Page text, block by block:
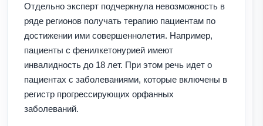
Отдельно эксперт подчеркнула невозможность в
ряде регионов получать терапию пациентам по
достижении ими совершеннолетия. Например,
пациенты с фенилкетонурией имеют
инвалидность до 18 лет. При этом речь идет о
пациентах с заболеваниями, которые включены в
регистр прогрессирующих орфанных
заболеваний.